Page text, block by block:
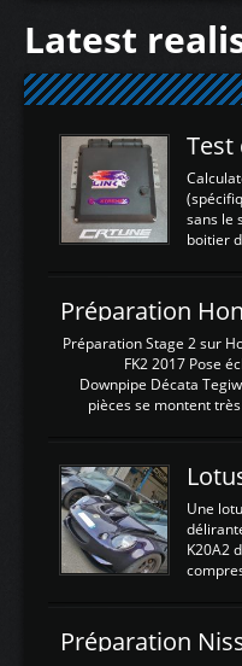
Latest
sans le
boitier
dans le
La
tension
est
Préparation Stage 2 sur
FK2 2017 Pose
Downpipe Décata
pièces se montent
légere découpe du
negénant en rien
fonctionnement
reprogrammation
calculateur
économique au
d'origine 310cv
Une
K20A2
un